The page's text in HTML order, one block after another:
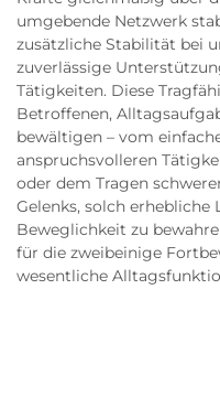
umgebende Netzwerk
zusätzliche Stabilität bei
zuverlässige
Tätigkeiten. Diese
Betroffenen,
bewältigen – vom
anspruchsvolleren
oder dem Tragen
Gelenks, solch erhebliche
Beweglichkeit zu
für die zweibeinige
wesentliche